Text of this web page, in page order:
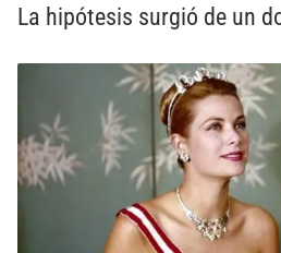
La hipótesis surgió de un